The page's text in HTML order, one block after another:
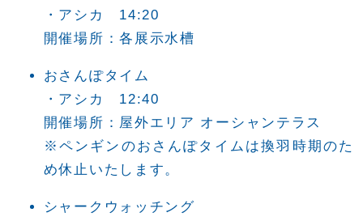
・アシカ 14:20
開催場所：各展示水槽
おさんぽタイム
・アシカ 12:40
開催場所：屋外エリア オーシャンテラス
※ペンギンのおさんぽタイムは換羽時期のた
め休止いたします。
シャークウォッチング